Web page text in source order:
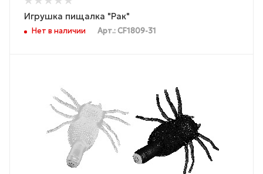
Игрушка пищалка "Рак"
Нет в наличии Арт.: CF1809-31